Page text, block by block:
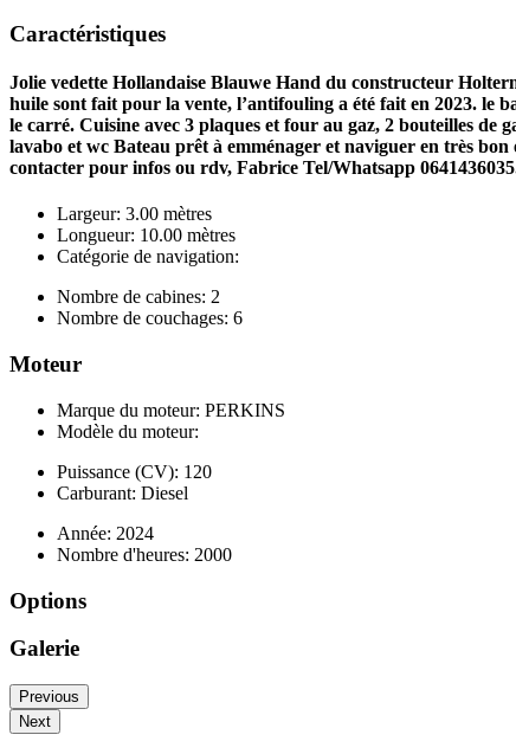
Caractéristiques
Jolie vedette Hollandaise Blauwe Hand du constructeur
huile sont fait pour la vente, l’antifouling a été fait en 2023. le
le carré. Cuisine avec 3 plaques et four au gaz, 2 bouteilles de
lavabo et wc Bateau prêt à emménager et naviguer en très
contacter pour infos ou rdv, Fabrice Tel/Whatsapp
Largeur: 3.00 mètres
Longueur: 10.00 mètres
Catégorie de navigation:
Nombre de cabines: 2
Nombre de couchages: 6
Moteur
Marque du moteur: PERKINS
Modèle du moteur:
Puissance (CV): 120
Carburant: Diesel
Année: 2024
Nombre d'heures: 2000
Options
Galerie
Previous
Next